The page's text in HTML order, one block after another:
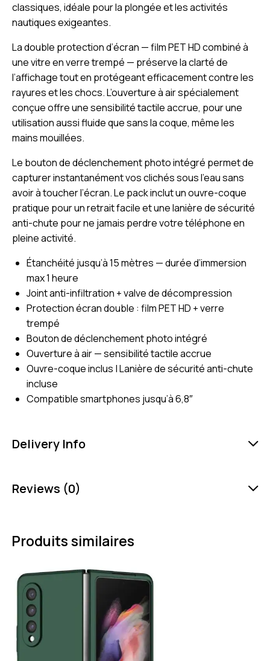
classiques, idéale pour la plongée et les activités
nautiques exigeantes.
La double protection d’écran — film PET HD combiné à
une vitre en verre trempé — préserve la clarté de
l’affichage tout en protégeant efficacement contre les
rayures et les chocs. L’ouverture à air spécialement
conçue offre une sensibilité tactile accrue, pour une
utilisation aussi fluide que sans la coque, même les
mains mouillées.
Le bouton de déclenchement photo intégré permet de
capturer instantanément vos clichés sous l’eau sans
avoir à toucher l’écran. Le pack inclut un ouvre-coque
pratique pour un retrait facile et une lanière de sécurité
anti-chute pour ne jamais perdre votre téléphone en
pleine activité.
Étanchéité jusqu’à 15 mètres — durée d’immersion
max 1 heure
Joint anti-infiltration + valve de décompression
Protection écran double : film PET HD + verre
trempé
Bouton de déclenchement photo intégré
Ouverture à air — sensibilité tactile accrue
Ouvre-coque inclus | Lanière de sécurité anti-chute
incluse
Compatible smartphones jusqu’à 6,8″
Delivery Info
Reviews (0)
Produits similaires